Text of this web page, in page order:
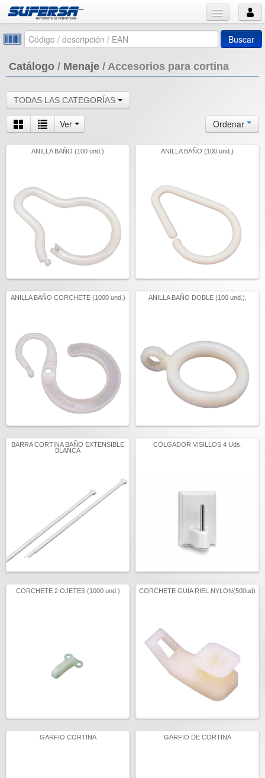
Buscar
Catálogo / Menaje / Accesorios para cortina
TODAS LAS CATEGORÍAS
Ver Ordenar
ANILLA BAÑO (100 und.) ANILLA BAÑO (100 und.)
ANILLA BAÑO CORCHETE (1000 und.) ANILLA BAÑO DOBLE (100 und.).
BARRA CORTINA BAÑO EXTENSIBLE
BLANCA
COLGADOR VISILLOS 4 Uds.
CORCHETE 2 OJETES (1000 und.) CORCHETE GUIA RIEL NYLON(500ud)
GARFIO CORTINA GARFIO DE CORTINA